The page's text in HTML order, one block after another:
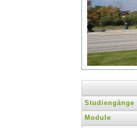
Studiengänge
Module